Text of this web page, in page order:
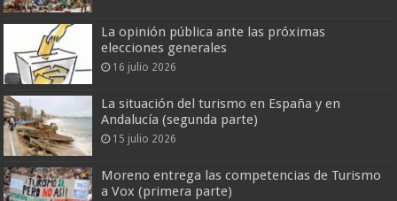
La opinión pública ante las próximas
elecciones generales
16 julio 2026
La situación del turismo en España y en
Andalucía (segunda parte)
15 julio 2026
Moreno entrega las competencias de Turismo
a Vox (primera parte)